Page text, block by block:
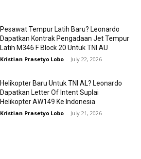
Pesawat Tempur Latih Baru? Leonardo
Dapatkan Kontrak Pengadaan Jet Tempur
Latih M346 F Block 20 Untuk TNI AU
Kristian Prasetyo Lobo - July 22, 2026
Helikopter Baru Untuk TNI AL? Leonardo
Dapatkan Letter Of Intent Suplai
Helikopter AW149 Ke Indonesia
Kristian Prasetyo Lobo - July 21, 2026